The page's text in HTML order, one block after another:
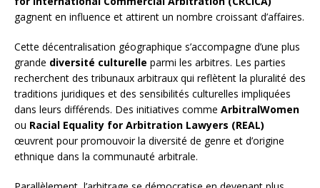
gagnent en influence et attirent un nombre croissant d’affaires.
Cette décentralisation géographique s’accompagne d’une plus
grande diversité culturelle parmi les arbitres. Les parties
recherchent des tribunaux arbitraux qui reflètent la pluralité des
traditions juridiques et des sensibilités culturelles impliquées
dans leurs différends. Des initiatives comme ArbitralWomen
ou Racial Equality for Arbitration Lawyers (REAL)
œuvrent pour promouvoir la diversité de genre et d’origine
ethnique dans la communauté arbitrale.